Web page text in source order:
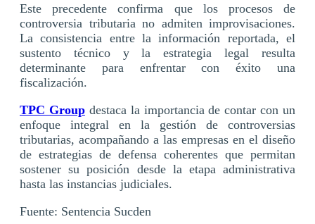
Este precedente confirma que los procesos de
controversia tributaria no admiten improvisaciones.
La consistencia entre la información reportada, el
sustento técnico y la estrategia legal resulta
determinante para enfrentar con éxito una
fiscalización.
TPC Groupdestaca la importancia de contar con un
enfoque integral en la gestión de controversias
tributarias, acompañando a las empresas en el diseño
de estrategias de defensa coherentes que permitan
sostener su posición desde la etapa administrativa
hasta las instancias judiciales.
Fuente: Sentencia Sucden